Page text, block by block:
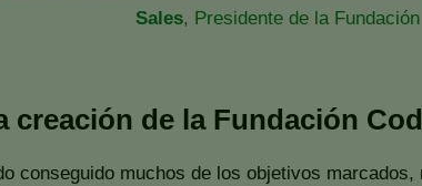
Sales, Presidente de la Fundación
creación de la Fundación
conseguido muchos de los objetivos